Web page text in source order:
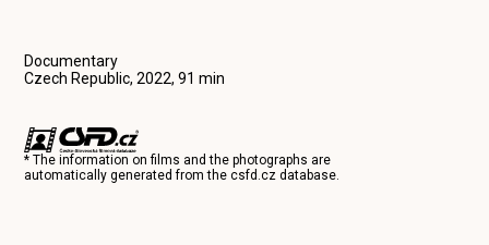
Documentary
Czech Republic, 2022, 91 min
* The information on films and the photographs are
automatically generated from thecsfd.cz database.